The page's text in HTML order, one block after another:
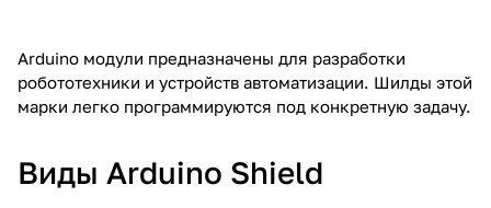
Arduino модули предназначены для разработки
робототехники и устройств автоматизации. Шилды этой
марки легко программируются под конкретную задачу.
Виды Arduino Shield